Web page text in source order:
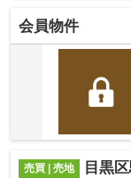
会員物件
売買 | 売地 目黒